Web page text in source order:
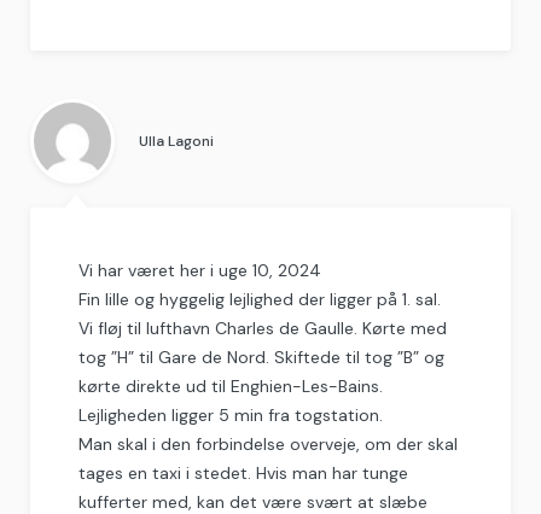
out of
5
Ulla Lagoni
Vi har været her i uge 10, 2024
Fin lille og hyggelig lejlighed der ligger på 1. sal.
Vi fløj til lufthavn Charles de Gaulle. Kørte med
tog ”H” til Gare de Nord. Skiftede til tog ”B” og
kørte direkte ud til Enghien-Les-Bains.
Lejligheden ligger 5 min fra togstation.
Man skal i den forbindelse overveje, om der skal
tages en taxi i stedet. Hvis man har tunge
kufferter med, kan det være svært at slæbe